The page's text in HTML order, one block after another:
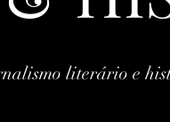
literário e